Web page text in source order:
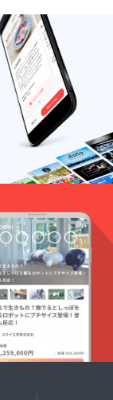
のほう
は含ま
れてお
りませ
ん。ご
注意く
ださ
い。 ※
写真は
これま
での事
例を載
せてお
きます
https://
www.in
stagra
m.com/
newsta
rted__/